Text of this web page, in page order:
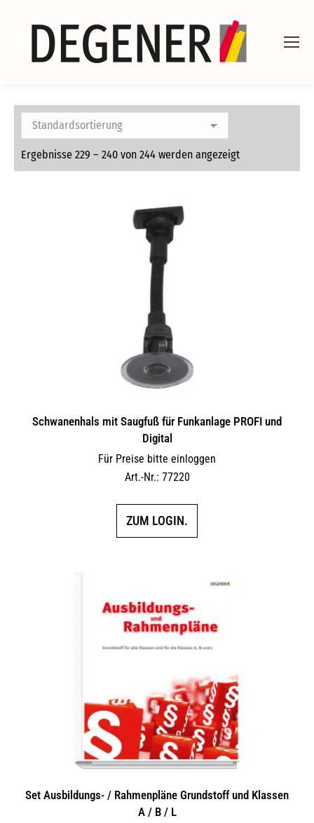
Ergebnisse 229 – 240 von 244 werden angezeigt
Schwanenhals mit Saugfuß für Funkanlage PROFI und
Digital
Für Preise bitte einloggen
Art.-Nr.: 77220
ZUM LOGIN.
Set Ausbildungs- / Rahmenpläne Grundstoff und Klassen
A / B / L